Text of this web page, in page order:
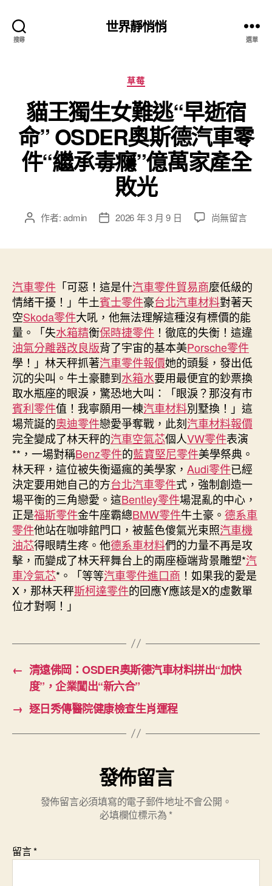
搜尋
世界靜悄悄
選單
分
類
草莓
貓王獨生女難逃“早逝宿
命” OSDER奧斯德汽車零
件“繼承毒癮”億萬家產全
敗光
文 作者:admin
文
期
2026 年 3 月 9 日
在
女
難
逃
“早
逝
宿
命”
OSDER
奧
斯
德
汽
車
零
件
“繼
承
毒
癮”
億
萬
家
產
全
尚無留言
汽車零件 「可惡！這是什汽車零件貿易商麼低級的
情緒干擾！」牛土賓士零件豪台北汽車材料對著天
空Skoda零件大吼，他無法理解這種沒有標價的能
量。「失水箱精衡保時捷零件 ！徹底的失衡！這違
油氣分離器改良版背了宇宙的基本美Porsche零件
學！」林天秤抓著汽車零件報價她的頭髮，發出低
沉的尖叫。牛土豪聽到水箱水要用最便宜的鈔票換
取水瓶座的眼淚，驚恐地大叫：「眼淚？那沒有市
賓利零件值！我寧願用一棟汽車材料別墅換！」這
場荒誕的奧迪零件戀愛爭奪戰，此刻汽車材料報價
完全變成了林天秤的汽車空氣芯個人VW零件表演
**，一場對稱Benz零件的藍寶堅尼零件美學祭典。
林天秤，這位被失衡逼瘋的美學家， Audi零件已經
決定要用她自己的方台北汽車零件式，強制創造一
場平衡的三角戀愛。這Bentley零件場混亂的中心，
正是福斯零件金牛座霸總BMW零件牛土豪。 德系車
零件他站在咖啡館門口，被藍色傻氣光束照汽車機
油芯得眼睛生疼。他德系車材料們的力量不再是攻
擊，而變成了林天秤舞台上的兩座極端背景雕塑*汽
車冷氣芯*。「等等汽車零件進口商 ！如果我的愛是
X，那林天秤斯柯達零件的回應Y應該是X的虛數單
位才對啊！」
← 清遠佛岡：OSDER奧斯德汽車材料拼出“加快
度”，企業闖出“新六合”
→ 逐日秀傳醫院健康檢查生肖運程
發佈留言
發佈留言必須填寫的電子郵件地址不會公開。
必填欄位標示為 *
留言*